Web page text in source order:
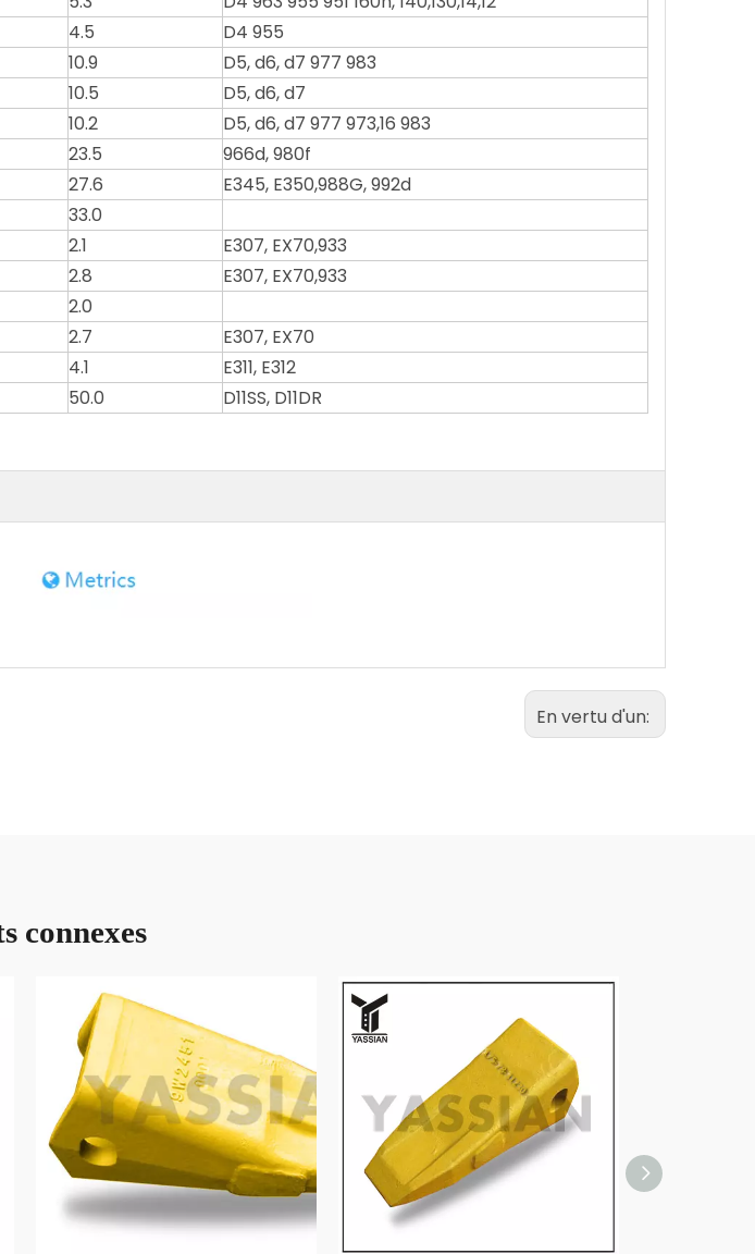
4.5
D4 955
10.9
D5, d6, d7 977 983
10.5
D5, d6, d7
10.2
D5, d6, d7 977 973,16 983
23.5
966d, 980f
27.6
E345, E350,988G, 992d
33.0
2.1
E307, EX70,933
2.8
E307, EX70,933
2.0
2.7
E307, EX70
4.1
E311, E312
50.0 D11SS, D11DR
En vertu d'un:
connexes